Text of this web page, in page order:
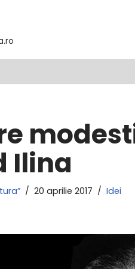
Ilina
20 aprilie 2017 Idei